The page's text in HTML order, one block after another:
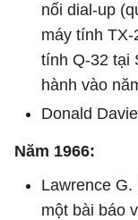
nối dial-up
máy tính
tính Q-32 tại
hành vào
Donald
Năm 1966:
Lawrence G.
một bài báo